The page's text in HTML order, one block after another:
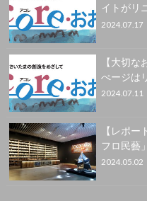
イトがリ
2024.07.17
【大切
ぺージは
2024.07.11
【レポ
フロ民藝
2024.05.02